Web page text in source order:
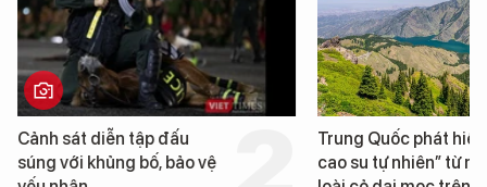
Cảnh sát diễn tập đấu
súng với khủng bố, bảo vệ
Trung Quốc phát hiện
cao su tự nhiên” từ